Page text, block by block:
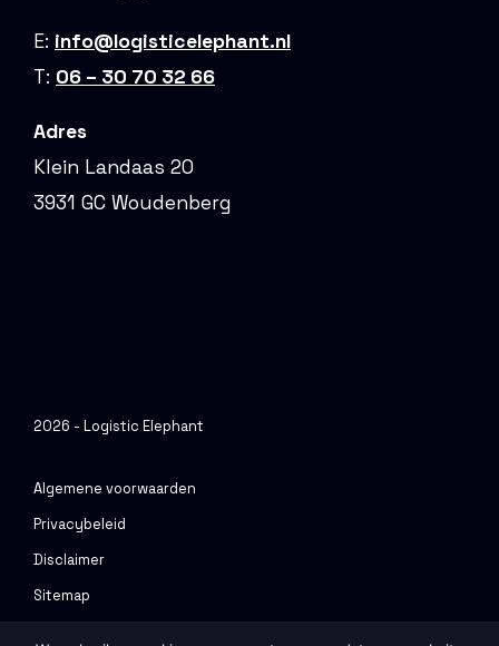
E: info@logisticelephant.nl
T: 06 – 30 70 32 66
Adres
Klein Landaas 20
3931 GC Woudenberg
2026 - Logistic Elephant
Algemene voorwaarden
Privacybeleid
Disclaimer
Sitemap